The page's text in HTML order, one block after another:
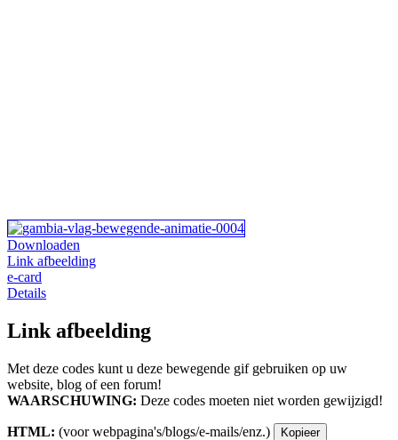
Downloaden
Link afbeelding
e-card
Details
Link afbeelding
Met deze codes kunt u deze bewegende gif gebruiken op uw
website, blog of een forum!
WAARSCHUWING: Deze codes moeten niet worden gewijzigd!
HTML: (voor webpagina's/blogs/e-mails/enz.) Kopieer